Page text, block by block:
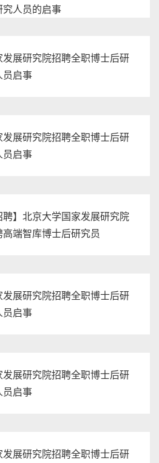
究人员的启事
发展研究院招聘全职博士后研
员启事
发展研究院招聘全职博士后研
员启事
聘】北京大学国家发展研究院
高端智库博士后研究员
发展研究院招聘全职博士后研
员启事
发展研究院招聘全职博士后研
员启事
发展研究院招聘全职博士后研